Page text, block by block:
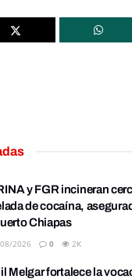
y FGR incineran
de cocaína,
Chiapas
2026 0 2K
Melgar fortalece la